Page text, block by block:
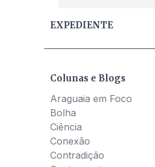
EXPEDIENTE
Colunas e Blogs
Araguaia em Foco
Bolha
Ciência
Conexão
Contradição